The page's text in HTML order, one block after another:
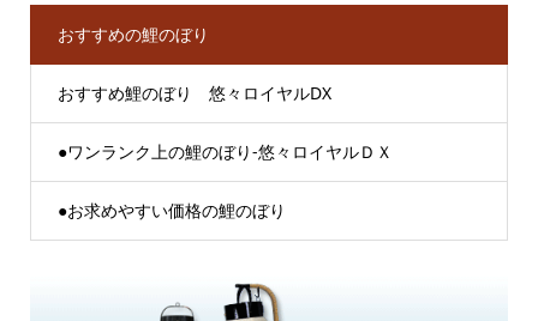
おすすめの鯉のぼり
おすすめ鯉のぼり 悠々ロイヤルDX
●ワンランク上の鯉のぼり-悠々ロイヤルＤＸ
●お求めやすい価格の鯉のぼり